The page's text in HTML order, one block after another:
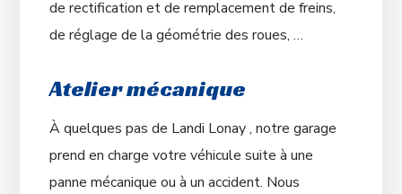
de rectification et de remplacement de freins,
de réglage de la géométrie des roues, …
Atelier mécanique
À quelques pas de Landi Lonay , notre garage
prend en charge votre véhicule suite à une
panne mécanique ou à un accident. Nous